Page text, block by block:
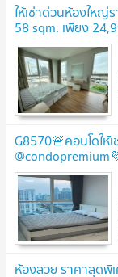
ให้เช่าด่วนห้องให
58 sqm. เพียง
G8570🚨คอนโด
ห้องสวย ราคาสุดพิ